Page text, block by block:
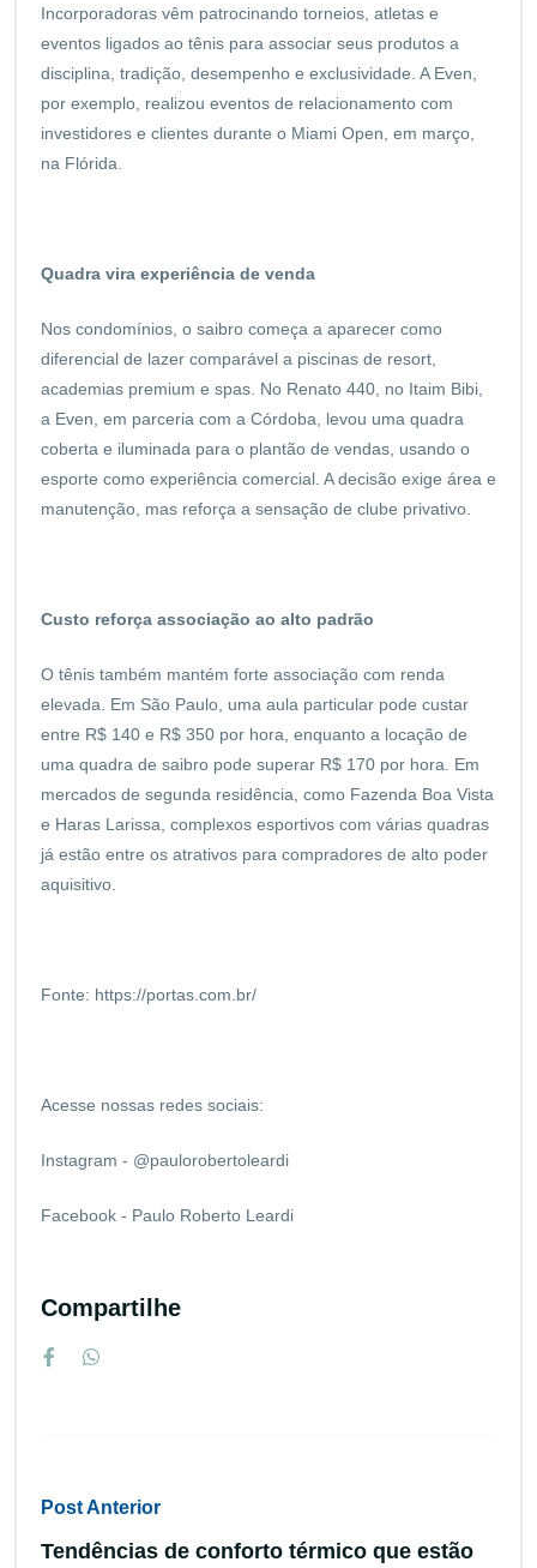
Incorporadoras vêm patrocinando torneios, atletas e
eventos ligados ao tênis para associar seus produtos a
disciplina, tradição, desempenho e exclusividade. A Even,
por exemplo, realizou eventos de relacionamento com
investidores e clientes durante o Miami Open, em março,
na Flórida.
Quadra vira experiência de venda
Nos condomínios, o saibro começa a aparecer como
diferencial de lazer comparável a piscinas de resort,
academias premium e spas. No Renato 440, no Itaim Bibi,
a Even, em parceria com a Córdoba, levou uma quadra
coberta e iluminada para o plantão de vendas, usando o
esporte como experiência comercial. A decisão exige área e
manutenção, mas reforça a sensação de clube privativo.
Custo reforça associação ao alto padrão
O tênis também mantém forte associação com renda
elevada. Em São Paulo, uma aula particular pode custar
entre R$ 140 e R$ 350 por hora, enquanto a locação de
uma quadra de saibro pode superar R$ 170 por hora. Em
mercados de segunda residência, como Fazenda Boa Vista
e Haras Larissa, complexos esportivos com várias quadras
já estão entre os atrativos para compradores de alto poder
aquisitivo.
Fonte: https://portas.com.br/
Acesse nossas redes sociais:
Instagram - @paulorobertoleardi
Facebook - Paulo Roberto Leardi
Compartilhe
Post Anterior
Tendências de conforto térmico que estão